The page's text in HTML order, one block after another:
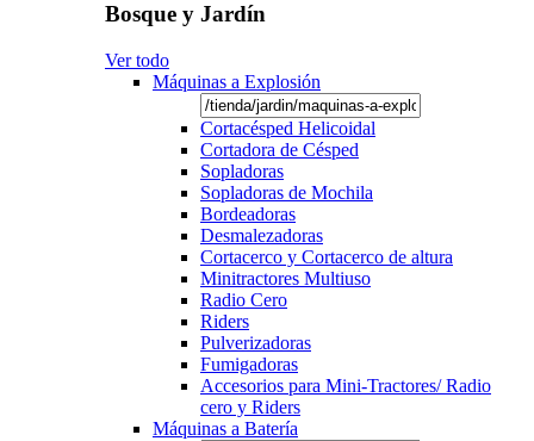
Bosque y Jardín
Ver todo
Máquinas a Explosión
Cortacésped Helicoidal
Cortadora de Césped
Sopladoras
Sopladoras de Mochila
Bordeadoras
Desmalezadoras
Cortacerco y Cortacerco de altura
Minitractores Multiuso
Radio Cero
Riders
Pulverizadoras
Fumigadoras
Accesorios para Mini-Tractores/ Radio
cero y Riders
Máquinas a Batería